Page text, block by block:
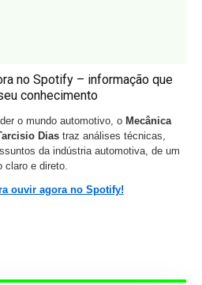
no Spotify – informação que
conhecimento
o mundo automotivo, o Mecânica
Diastraz análises técnicas,
da indústria automotiva, de um
claro e direto.
ouvir agora no Spotify!